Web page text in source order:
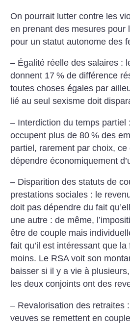
On pourrait lutter contre les
en prenant des mesures pour
pour un statut autonome des
– Égalité réelle des salaires :
donnent 17 % de différence
toutes choses égales par
lié au seul sexisme doit
– Interdiction du temps partiel
occupent plus de 80 % des
partiel, rarement par choix,
dépendre économiquement
– Disparition des statuts de
prestations sociales : le
doit pas dépendre du fait
une autre : de même,
être de couple mais
fait qu’il est intéressant que
moins. Le RSA voit son
baisser si il y a vie à
les deux conjoints ont des
– Revalorisation des retraites
veuves se remettent en